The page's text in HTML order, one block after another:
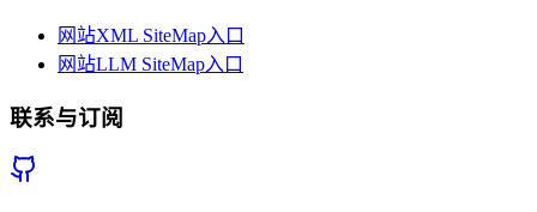
网站XML SiteMap入口
网站LLM SiteMap入口
联系与订阅